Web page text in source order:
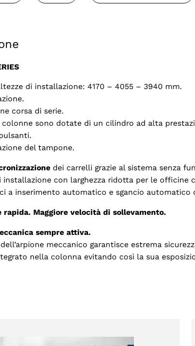
di installazione: 4170 – 4055 – 3940 mm.
corsa di serie.
colonne sono dotate di un cilindro ad alta
del tampone.
dei carrelli grazie al sistema senza
installazione con larghezza ridotta per le officine
a inserimento automatico e sgancio automatico
rapida. Maggiore velocità di sollevamento.
sempre attiva.
meccanico garantisce estrema
nella colonna evitando così la sua